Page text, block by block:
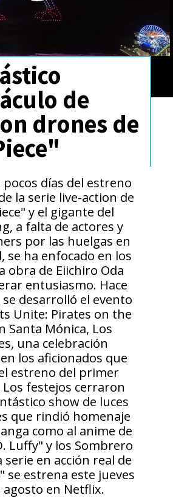
de
drones de
pocos días del estreno
la serie live-action de
y el gigante del
a falta de actores y
por las huelgas en
se ha enfocado en los
obra de Eiichiro Oda
entusiasmo. Hace
desarrolló el evento
Unite: Pirates on the
Santa Mónica, Los
una celebración
los aficionados que
estreno del primer
festejos cerraron
show de luces
que rindió homenaje
como al anime de
Luffy" y los Sombrero
serie en acción real de
se estrena este jueves
agosto en Netflix.